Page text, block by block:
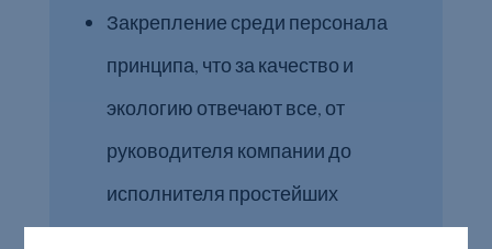
Закрепление среди персонала
принципа, что за качество и
экологию отвечают все, от
руководителя компании до
исполнителя простейших